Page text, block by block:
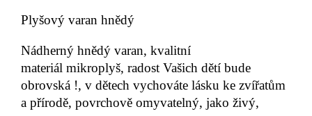
Plyšový varan hnědý
Nádherný hnědý varan, kvalitní
materiál mikroplyš, radost Vašich dětí bude
obrovská !, v dětech vychováte lásku ke zvířatům
a přírodě, povrchově omyvatelný, jako živý,